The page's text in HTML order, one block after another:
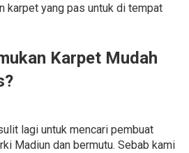
karpet yang pas untuk di tempat
Karpet Mudah
lagi untuk mencari pembuat
Madiun dan bermutu. Sebab kami